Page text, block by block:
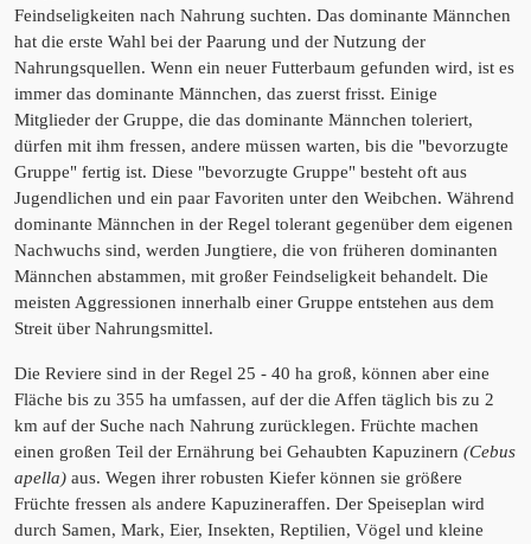
Feindseligkeiten nach Nahrung suchten. Das dominante Männchen
hat die erste Wahl bei der Paarung und der Nutzung der
Nahrungsquellen. Wenn ein neuer Futterbaum gefunden wird, ist es
immer das dominante Männchen, das zuerst frisst. Einige
Mitglieder der Gruppe, die das dominante Männchen toleriert,
dürfen mit ihm fressen, andere müssen warten, bis die "bevorzugte
Gruppe" fertig ist. Diese "bevorzugte Gruppe" besteht oft aus
Jugendlichen und ein paar Favoriten unter den Weibchen. Während
dominante Männchen in der Regel tolerant gegenüber dem eigenen
Nachwuchs sind, werden Jungtiere, die von früheren dominanten
Männchen abstammen, mit großer Feindseligkeit behandelt. Die
meisten Aggressionen innerhalb einer Gruppe entstehen aus dem
Streit über Nahrungsmittel.
Die Reviere sind in der Regel 25 - 40 ha groß, können aber eine
Fläche bis zu 355 ha umfassen, auf der die Affen täglich bis zu 2
km auf der Suche nach Nahrung zurücklegen. Früchte machen
einen großen Teil der Ernährung bei Gehaubten Kapuzinern (Cebus
apella) aus. Wegen ihrer robusten Kiefer können sie größere
Früchte fressen als andere Kapuzineraffen. Der Speiseplan wird
durch Samen, Mark, Eier, Insekten, Reptilien, Vögel und kleine